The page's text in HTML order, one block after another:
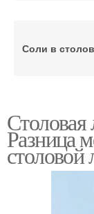
Соли в
ложке
Столовая
Разница
столовой